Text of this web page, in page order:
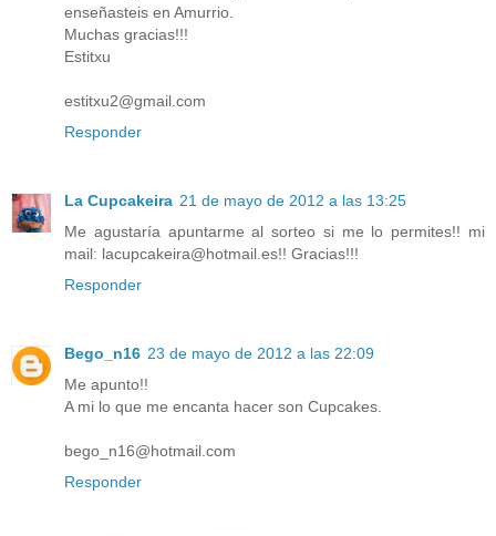
enseñasteis en Amurrio.
Muchas gracias!!!
Estitxu
estitxu2@gmail.com
Responder
La Cupcakeira 21 de mayo de 2012 a las 13:25
Me agustaría apuntarme al sorteo si me lo permites!! mi
mail: lacupcakeira@hotmail.es!! Gracias!!!
Responder
Bego_n16 23 de mayo de 2012 a las 22:09
Me apunto!!
A mi lo que me encanta hacer son Cupcakes.
bego_n16@hotmail.com
Responder